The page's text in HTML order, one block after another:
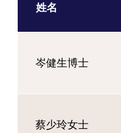
姓名
岑健生博士
蔡少玲女士